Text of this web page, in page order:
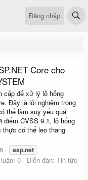
Đăng nhập
Core cho
cấp để xử lý lỗ hổng
Đây là lỗi nghiêm trọng
thể làm suy yếu quá
CVSS 9.1, lỗ hổng
thực có thể leo thang
asp.net
0 Diễn đàn: Tin tức